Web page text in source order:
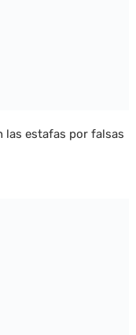
las estafas por falsas